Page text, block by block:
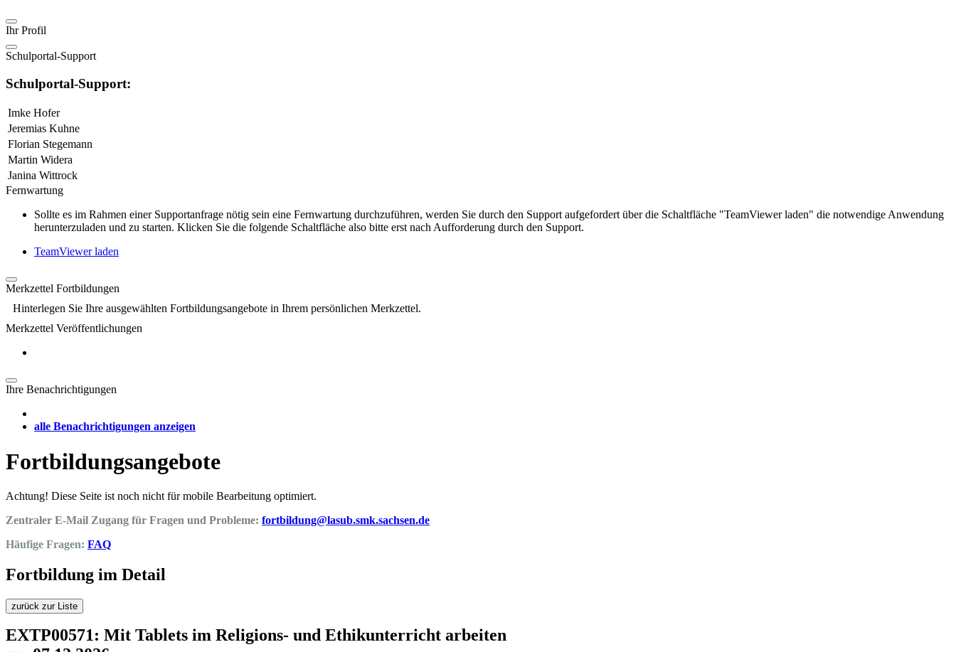
Ihr Profil
Schulportal-Support
Schulportal-Support:
Imke Hofer
Jeremias Kuhne
Florian Stegemann
Martin Widera
Janina Wittrock
Fernwartung
Sollte es im Rahmen einer Supportanfrage nötig sein eine Fernwartung durchzuführen, werden Sie durch den Support aufgefordert über die Schaltfläche "TeamViewer laden" die notwendige Anwendung
herunterzuladen und zu starten. Klicken Sie die folgende Schaltfläche also bitte erst nach Aufforderung durch den Support.
TeamViewer laden
Merkzettel Fortbildungen
Hinterlegen Sie Ihre ausgewählten Fortbildungsangebote in Ihrem persönlichen Merkzettel.
Merkzettel Veröffentlichungen
Ihre Benachrichtigungen
alle Benachrichtigungen anzeigen
Fortbildungsangebote
Achtung! Diese Seite ist noch nicht für mobile Bearbeitung optimiert.
Zentraler E-Mail Zugang für Fragen und Probleme: fortbildung@lasub.smk.sachsen.de
Häufige Fragen: FAQ
Fortbildung im Detail
zurück zur Liste
EXTP00571: Mit Tablets im Religions- und Ethikunterricht arbeiten